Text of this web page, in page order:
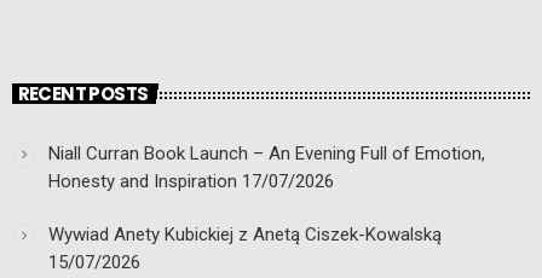
RECENT POSTS
Niall Curran Book Launch – An Evening Full of Emotion,
Honesty and Inspiration 17/07/2026
Wywiad Anety Kubickiej z Anetą Ciszek-Kowalską
15/07/2026